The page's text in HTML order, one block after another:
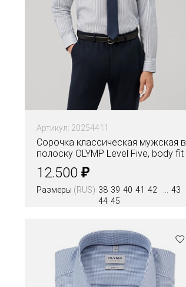
Артикул: 20254411
Сорочка классическая мужская в
полоску OLYMP Level Five, body fit
12.500 ₽
Размеры (RUS) 38 39 40 41 42
43
44 45